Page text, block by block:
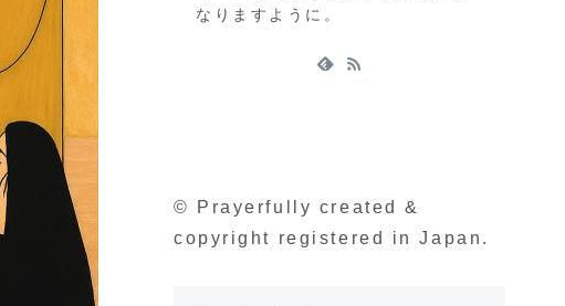
なりますように。
© Prayerfully created &
copyright registered in Japan.